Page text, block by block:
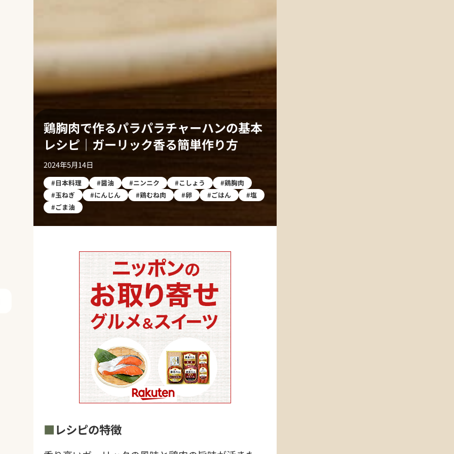
鶏胸肉で作るパラパラチャーハンの基本
レシピ｜ガーリック香る簡単作り方
2024年5月14日
#日本料理 #醤油 #ニンニク #こしょう
#鶏胸肉
#玉ねぎ
#にんじん #鶏むね肉 #卵 #ごはん
#塩
#ごま油
レシピの特徴